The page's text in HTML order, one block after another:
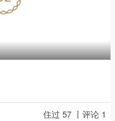
住过 57 丨评论 1